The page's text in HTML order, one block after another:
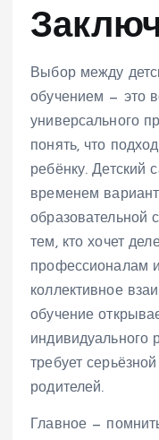
Выбор между
обучением — это
универсального
понять, что
ребёнку. Детский
временем
образовательной
тем, кто хочет
профессионалам
коллективное
обучение
индивидуального
требует
родителей.
Главное —